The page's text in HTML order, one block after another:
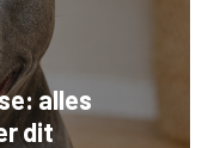
alles
dit